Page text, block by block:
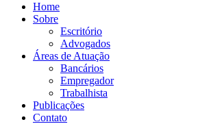
Home
Sobre
Escritório
Advogados
Áreas de Atuação
Bancários
Empregador
Trabalhista
Publicações
Contato